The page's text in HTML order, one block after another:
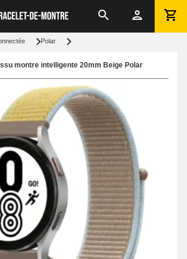
Polar
montre intelligente 20mm Beige Polar